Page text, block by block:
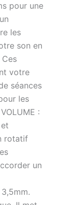
pour une
les
son en
votre
séances
les
:
rotatif
un